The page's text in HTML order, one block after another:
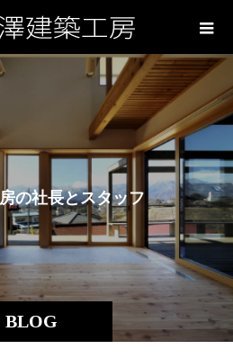
BLOG
社長とスタッフの ブ ログ